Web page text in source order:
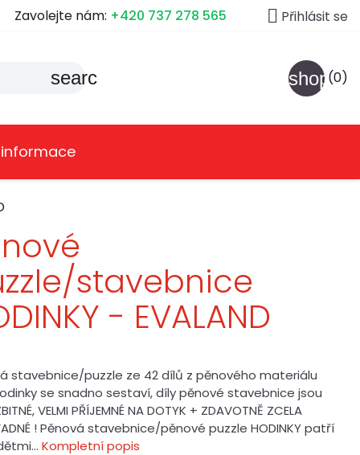
Zavolejte nám: +420 737 278 565  Přihlásit se
search (0)
stavebnice
- EVALAND
stavebnice/puzzle ze 42 dílů z pěnového materiálu
se snadno sestaví, díly pěnové stavebnice jsou
VELMI PŘÍJEMNÉ NA DOTYK + ZDAVOTNĚ ZCELA
! Pěnová stavebnice/pěnové puzzle HODINKY patří
Kompletní popis